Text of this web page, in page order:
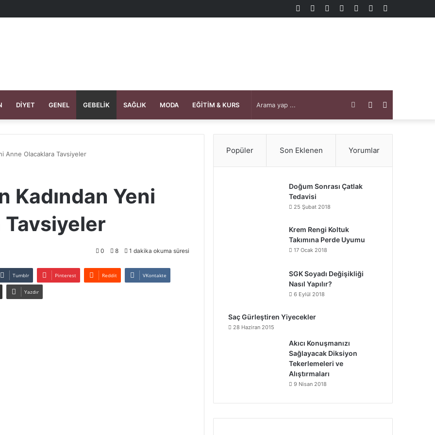
YouTube
Instagram
Kayıt
Rastgele
Kenar
DIYET GENEL GEBELIK SAĞLIK MODA EĞITIM & KURS
Makale
Kenar
Bölmesi
Arama
yap
Anne Olacaklara Tavsiyeler
Kadından Yeni
0 8 1 dakika okuma süresi
Tumblr Pinterest Reddit VKontakte
Yazdır
Popüler Son Eklenen Yorumlar
Doğum Sonrası Çatlak
Tedavisi
25 Şubat 2018
Krem Rengi Koltuk
Takımına Perde Uyumu
17 Ocak 2018
SGK Soyadı Değişikliği
Nasıl Yapılır?
6 Eylül 2018
Saç Gürleştiren Yiyecekler
28 Haziran 2015
Akıcı Konuşmanızı
Sağlayacak Diksiyon
Tekerlemeleri ve
Alıştırmaları
9 Nisan 2018